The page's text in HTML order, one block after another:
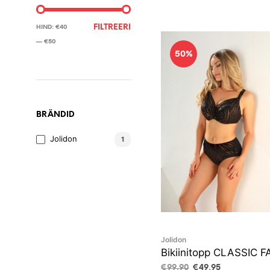
MINIMAALNE
HIND
MAKSIMAALNE
HIND
FILTREERI
HIND: €40
— €50
BRÄNDID
Jolidon 1
50%
Jolidon
Bikiinitopp CLASSIC
€99,90 Algne
€49,95Current